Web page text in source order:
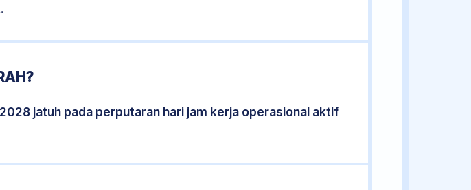
jatuh pada perputaran hari jam kerja operasional aktif